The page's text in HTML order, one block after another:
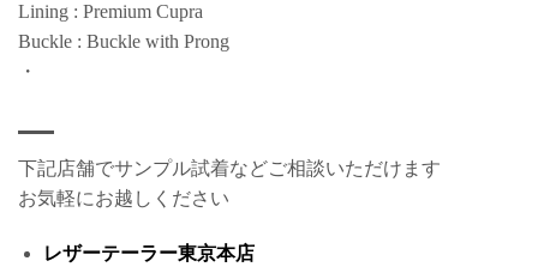
Lining : Premium Cupra
Buckle : Buckle with Prong
・
下記店舗でサンプル試着などご相談いただけます
お気軽にお越しください
レザーテーラー東京本店